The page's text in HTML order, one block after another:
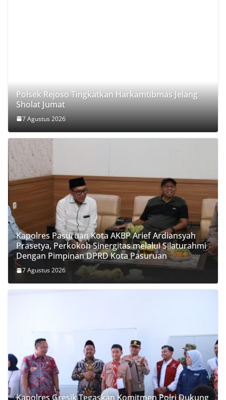
Polsek Rejoso Tingkatkan Harkamtibmas Jelang
Sholat Jumat
7 Agustus 2026
Kapolres Pasuruan Kota AKBP Arief Ardiansyah
Prasetya, Perkokoh Sinergitas melalui Silaturahmi
Dengan Pimpinan DPRD Kota Pasuruan
7 Agustus 2026
Kapolres Gresik Tegaskan Komitmen Polri Dukung